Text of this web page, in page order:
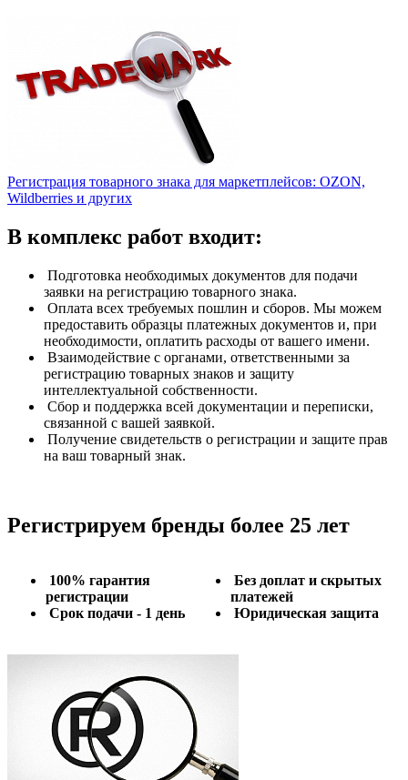
Регистрация товарного знака для маркетплейсов: OZON,
Wildberries и других
В комплекс работ входит:
Подготовка необходимых документов для подачи
заявки на регистрацию товарного знака.
Оплата всех требуемых пошлин и сборов. Мы можем
предоставить образцы платежных документов и, при
необходимости, оплатить расходы от вашего имени.
Взаимодействие с органами, ответственными за
регистрацию товарных знаков и защиту
интеллектуальной собственности.
Сбор и поддержка всей документации и переписки,
связанной с вашей заявкой.
Получение свидетельств о регистрации и защите прав
на ваш товарный знак.
Регистрируем бренды более 25 лет
100% гарантия
регистрации
Срок подачи - 1 день
Без доплат и скрытых
платежей
Юридическая защита